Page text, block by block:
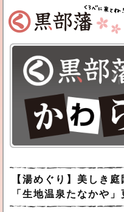
【湯めぐり】美しき
「生地温泉たなかや」